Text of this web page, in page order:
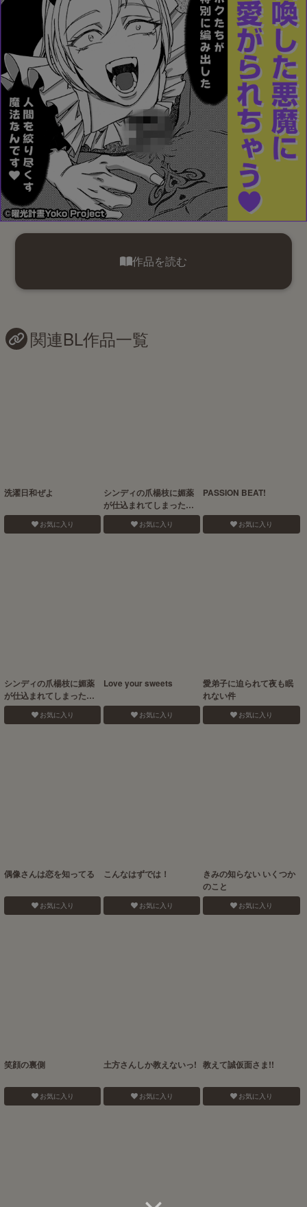
作品を読む
関連BL作品一覧
洗濯日和ぜよ
お気に入り
シンディの爪楊枝に媚薬
が仕込まれてしまったぜ
よ！
お気に入り
PASSION BEAT!
お気に入り
シンディの爪楊枝に媚薬
が仕込まれてしまったぜ
よ!
お気に入り
Love your sweets
お気に入り
愛弟子に迫られて夜も眠
れない件
お気に入り
偶像さんは恋を知ってる
お気に入り
こんなはずでは！
お気に入り
きみの知らない いくつか
のこと
お気に入り
笑顔の裏側
お気に入り
土方さんしか教えないっ!
お気に入り
教えて誠仮面さま!!
お気に入り